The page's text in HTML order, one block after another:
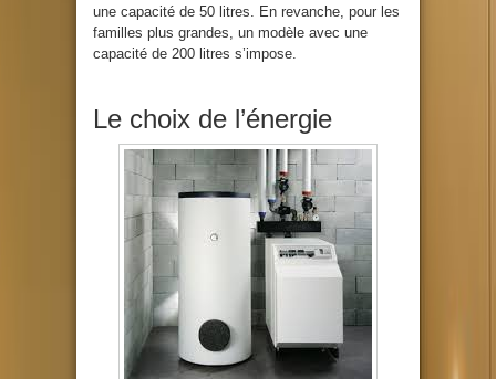
une capacité de 50 litres. En revanche, pour les
familles plus grandes, un modèle avec une
capacité de 200 litres s’impose.
Le choix de l’énergie